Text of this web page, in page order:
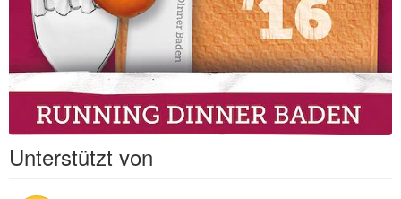
Unterstützt von